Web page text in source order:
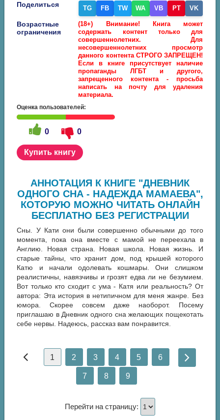
Поделиться TG FB TW WA VB PT VK
Возрастные
ограничения
(18+) Внимание! Книга может
содержать контент только для
совершеннолетних. Для
несовершеннолетних просмотр
данного контента СТРОГО ЗАПРЕЩЕН!
Если в книге присутствует наличие
пропаганды ЛГБТ и другого,
запрещенного контента - просьба
написать на почту для удаления
материала.
Оценка пользователей:
0 0
Купить книгу
АННОТАЦИЯ К КНИГЕ "ДНЕВНИК
ОДНОГО СНА - НАДЕЖДА МАМАЕВА",
КОТОРУЮ МОЖНО ЧИТАТЬ ОНЛАЙН
БЕСПЛАТНО БЕЗ РЕГИСТРАЦИИ
Сны. У Кати они были совершенно обычными до того
момента, пока она вместе с мамой не переехала в
Англию. Новая страна. Новая школа. Новая жизнь. И
старые тайны, что хранит дом, под крышей которого
Катю и начали одолевать кошмары. Они слишком
реалистичны, навязчивы и грозят едва ли не безумием.
Вот только кто сходит с ума - Катя или реальность? От
автора: Эта история в нетипичном для меня жанре. Без
юмора. Скорее совсем даже наоборот. Посему
приглашаю в Дневник одного сна желающих пощекотать
себе нервы. Надеюсь, рассказ вам понравится.
1 2 3 4 5 6
7 8 9
Перейти на страницу: